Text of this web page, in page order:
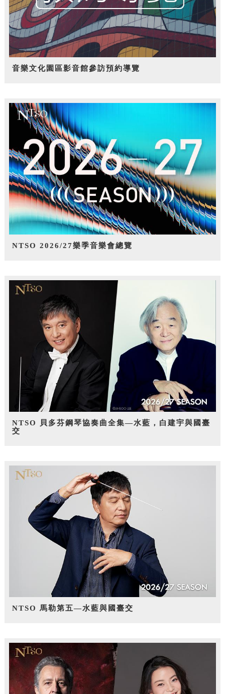
音樂文化園區影音館參訪預約導覽
NTSO 2026/27樂季音樂會總覽
NTSO 貝多芬鋼琴協奏曲全集—水藍，白建宇與國臺
交
NTSO 馬勒第五—水藍與國臺交